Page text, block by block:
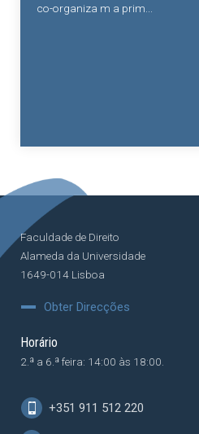
co-organiza m a prim...
Faculdade de Direito
Alameda da Universidade
1649-014 Lisboa
Obter Direcções
Horário
2.ª a 6.ª feira: 14:00 às 18:00.
+351 911 512 220